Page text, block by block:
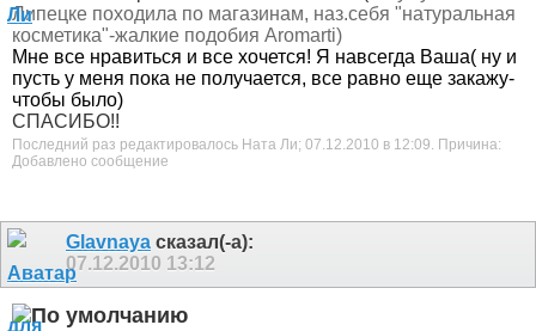
Липецке походила по магазинам, наз.себя "натуральная
косметика"-жалкие подобия Aromarti)
Мне все нравиться и все хочется! Я навсегда Ваша( ну и
пусть у меня пока не получается, все равно еще закажу-
чтобы было)
СПАСИБО!!
Последний раз редактировалось Ната Ли; 07.12.2010 в 12:09. Причина:
Добавлено сообщение
Glavnaya сказал(-а):
07.12.2010 13:12